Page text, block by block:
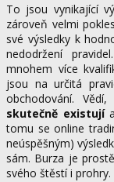
To jsou vynikající
zároveň velmi
své výsledky k
nedodržení
mnohem více
jsou na určitá
obchodování.
skutečně existujía
tomu se online
neúspěšným)
sám. Burza je
svého štěstí i prohry.